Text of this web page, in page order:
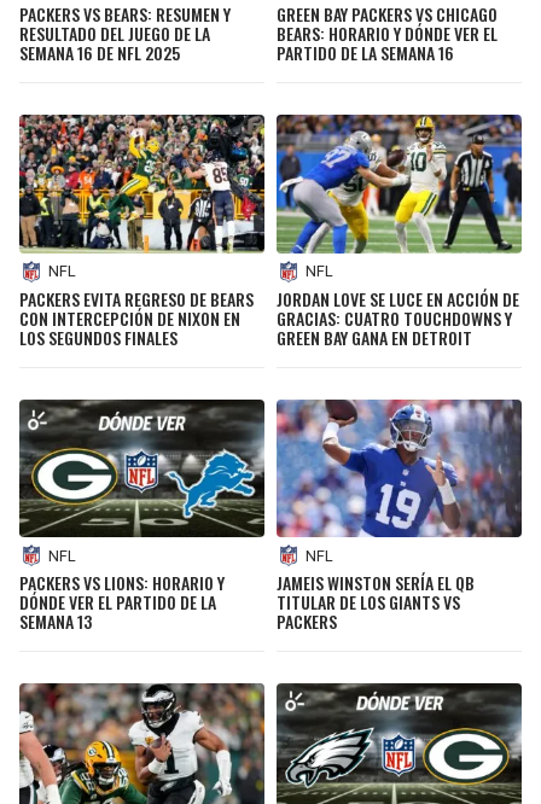
PACKERS VS BEARS: RESUMEN Y
RESULTADO DEL JUEGO DE LA
SEMANA 16 DE NFL 2025
GREEN BAY PACKERS VS CHICAGO
BEARS: HORARIO Y DÓNDE VER EL
PARTIDO DE LA SEMANA 16
NFL
PACKERS EVITA REGRESO DE BEARS
CON INTERCEPCIÓN DE NIXON EN
LOS SEGUNDOS FINALES
NFL
JORDAN LOVE SE LUCE EN ACCIÓN DE
GRACIAS: CUATRO TOUCHDOWNS Y
GREEN BAY GANA EN DETROIT
NFL
PACKERS VS LIONS: HORARIO Y
DÓNDE VER EL PARTIDO DE LA
SEMANA 13
NFL
JAMEIS WINSTON SERÍA EL QB
TITULAR DE LOS GIANTS VS
PACKERS